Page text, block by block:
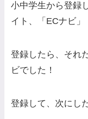
小中学生から登録
イト、「ECナビ」
登録したら、それ
ビでした！
登録して、次にし